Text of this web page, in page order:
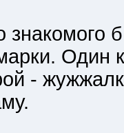
знакомого
Один
-